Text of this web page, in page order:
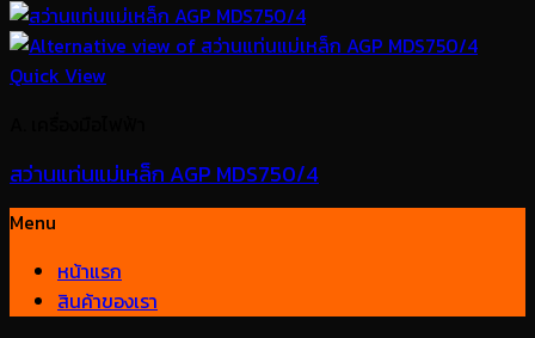
Quick View
สว่านแท่นแม่เหล็ก AGP MDS750/4
Menu
หน้าแรก
สินค้าของเรา